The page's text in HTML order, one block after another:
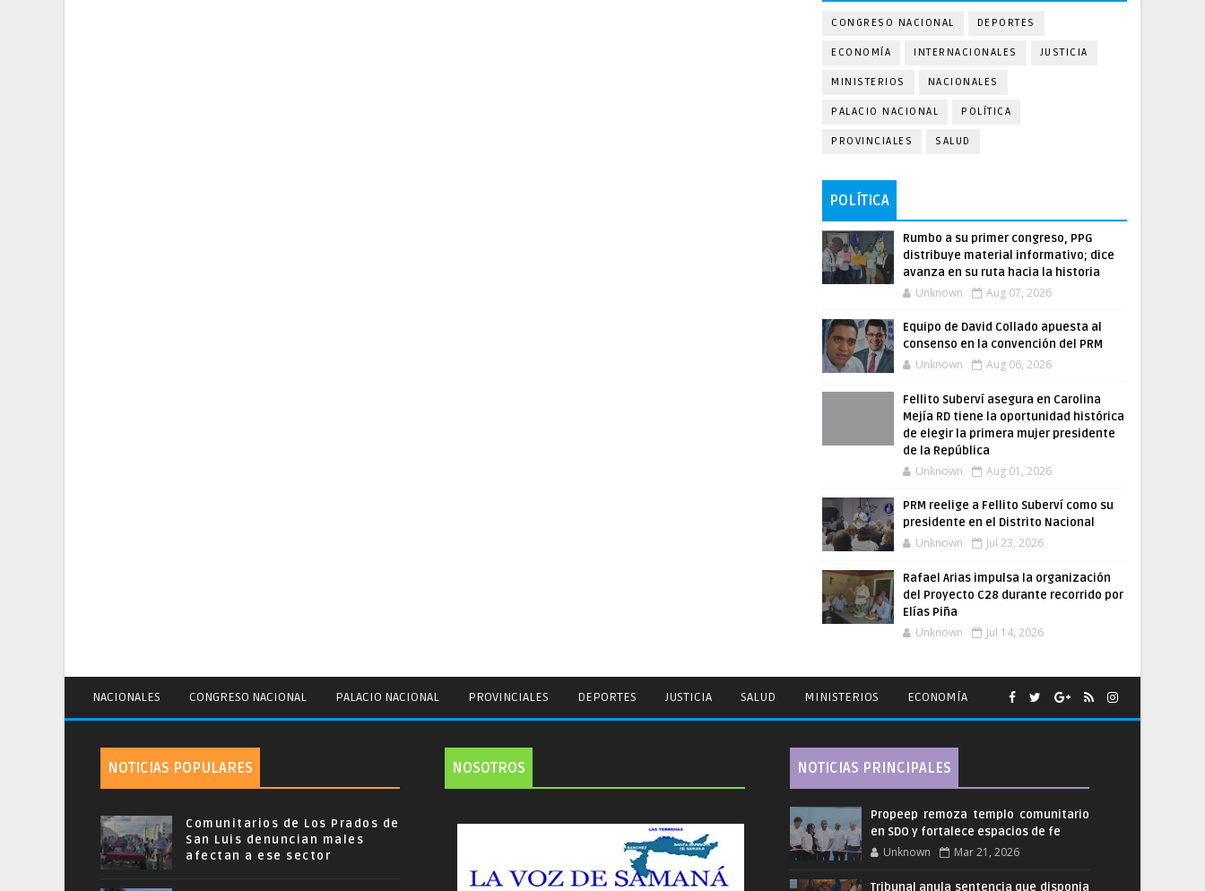
CONGRESO NACIONAL DEPORTES
ECONOMÍA INTERNACIONALES JUSTICIA
MINISTERIOS NACIONALES
PALACIO NACIONAL POLÍTICA
PROVINCIALES SALUD
POLÍTICA
Rumbo a su primer congreso, PPG
distribuye material informativo; dice
avanza en su ruta hacia la historia
Unknown Aug 07, 2026
Equipo de David Collado apuesta al
consenso en la convención del PRM
Unknown Aug 06, 2026
Fellito Suberví asegura en Carolina
Mejía RD tiene la oportunidad histórica
de elegir la primera mujer presidente
de la República
Unknown Aug 01, 2026
PRM reelige a Fellito Suberví como su
presidente en el Distrito Nacional
Unknown Jul 23, 2026
Rafael Arias impulsa la organización
del Proyecto C28 durante recorrido por
Elías Piña
Unknown Jul 14, 2026
NACIONALES CONGRESO NACIONAL PALACIO NACIONAL PROVINCIALES DEPORTES JUSTICIA SALUD MINISTERIOS ECONOMÍA
NOTICIAS POPULARES
Comunitarios de Los Prados de
San Luis denuncian males
afectan a ese sector
NOSOTROS NOTICIAS PRINCIPALES
Propeep remoza templo comunitario
en SDO y fortalece espacios de fe
Unknown Mar 21, 2026
Tribunal anula sentencia que disponia